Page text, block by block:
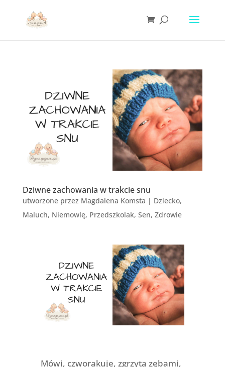
Dziwne zachowania w trakcie snu
utworzone przez Magdalena Komsta | Dziecko,
Maluch, Niemowlę, Przedszkolak, Sen, Zdrowie
Mówi, czworakuje, zgrzyta zębami,